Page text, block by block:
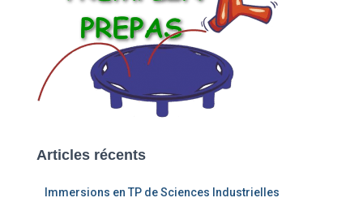
Articles récents
Immersions en TP de Sciences Industrielles